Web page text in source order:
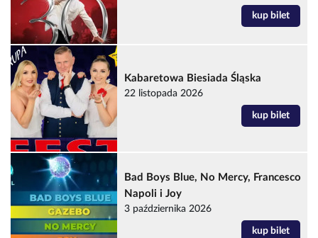
kup bilet
Kabaretowa Biesiada Śląska
22 listopada 2026
kup bilet
Bad Boys Blue, No Mercy, Francesco
Napoli i Joy
3 października 2026
kup bilet